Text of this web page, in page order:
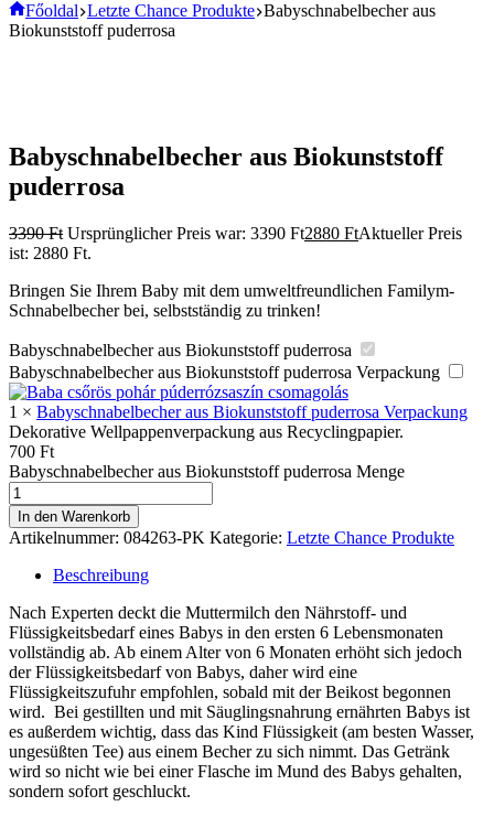
Főoldal Letzte Chance Produkte Babyschnabelbecher aus
Biokunststoff puderrosa
Babyschnabelbecher aus Biokunststoff
puderrosa
3390Ft Ursprünglicher Preis war: 3390 Ft2880 FtAktueller Preis
ist: 2880 Ft.
Bringen Sie Ihrem Baby mit dem umweltfreundlichen Familym-
Schnabelbecher bei, selbstständig zu trinken!
Babyschnabelbecher aus Biokunststoff puderrosa
Babyschnabelbecher aus Biokunststoff puderrosa Verpackung
1 × Babyschnabelbecher aus Biokunststoff puderrosa Verpackung
Dekorative Wellpappenverpackung aus Recyclingpapier.
700 Ft
Babyschnabelbecher aus Biokunststoff puderrosa Menge
In den Warenkorb
Artikelnummer: 084263-PK Kategorie: Letzte Chance Produkte
Beschreibung
Nach Experten deckt die Muttermilch den Nährstoff- und
Flüssigkeitsbedarf eines Babys in den ersten 6 Lebensmonaten
vollständig ab. Ab einem Alter von 6 Monaten erhöht sich jedoch
der Flüssigkeitsbedarf von Babys, daher wird eine
Flüssigkeitszufuhr empfohlen, sobald mit der Beikost begonnen
wird. Bei gestillten und mit Säuglingsnahrung ernährten Babys ist
es außerdem wichtig, dass das Kind Flüssigkeit (am besten Wasser,
ungesüßten Tee) aus einem Becher zu sich nimmt. Das Getränk
wird so nicht wie bei einer Flasche im Mund des Babys gehalten,
sondern sofort geschluckt.